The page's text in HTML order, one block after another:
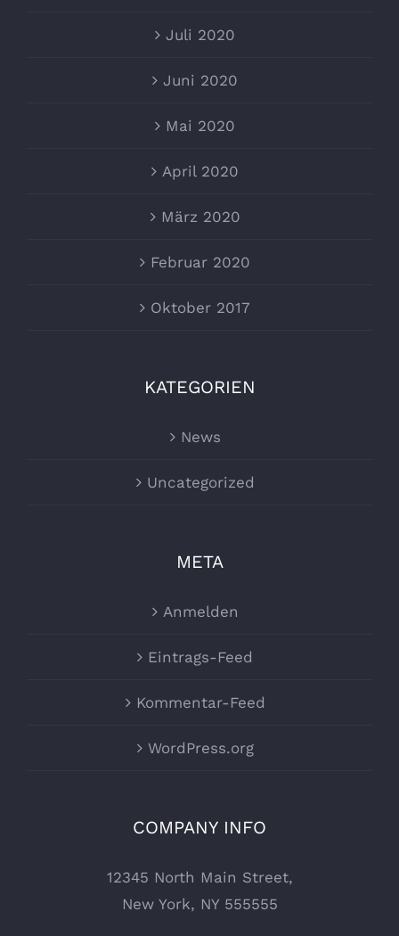
Juli 2020
Juni 2020
Mai 2020
April 2020
März 2020
Februar 2020
Oktober 2017
KATEGORIEN
News
Uncategorized
META
Anmelden
Eintrags-Feed
Kommentar-Feed
WordPress.org
COMPANY INFO
12345 North Main Street,
New York, NY 555555